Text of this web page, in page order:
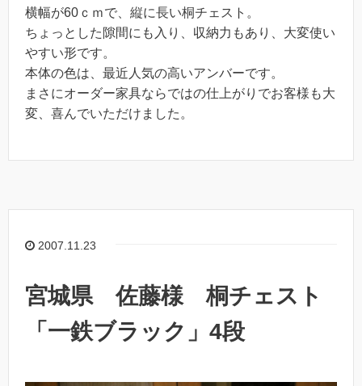
横幅が60ｃｍで、縦に長い桐チェスト。
ちょっとした隙間にも入り、収納力もあり、大変使い
やすい形です。
本体の色は、最近人気の高いアンバーです。
まさにオーダー家具ならではの仕上がりでお客様も大
変、喜んでいただけました。
2007.11.23
宮城県 佐藤様 桐チェスト
「一鉄ブラック」4段